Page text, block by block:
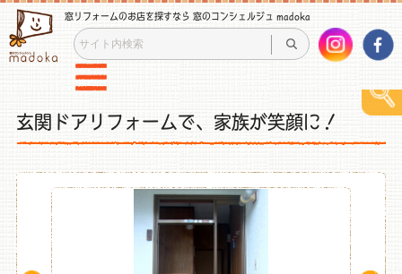
窓リフォームのお店を探すなら 窓のコンシェルジュ madoka
玄関ドアリフォームで、家族が笑顔に！